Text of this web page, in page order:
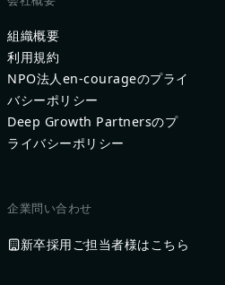
組織概要
利用規約
NPO法人en-courageのプライ
バシーポリシー
Deep Growth Partnersのプ
ライバシーポリシー
企業問い合わせ
新卒採用ご担当者様はこちら